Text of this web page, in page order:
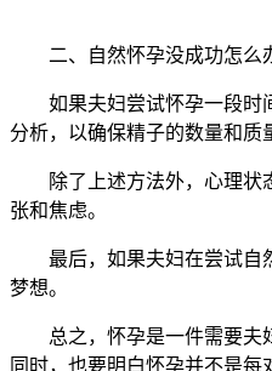
二、自然怀孕没成功怎么
如果夫妇尝试怀孕一段时间
分析，以确保精子的数量和质
除了上述方法外，心理状态
张和焦虑。
最后，如果夫妇在尝试自然
梦想。
总之，怀孕是一件需要夫妇
同时，也要明白怀孕并不是每